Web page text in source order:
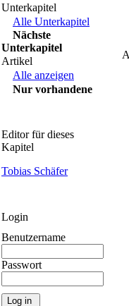
Unterkapitel
Alle Unterkapitel
Nächste
Unterkapitel
Artikel
Alle anzeigen
Nur vorhandene
Editor für dieses
Kapitel
Tobias Schäfer
Login
Benutzername
Passwort